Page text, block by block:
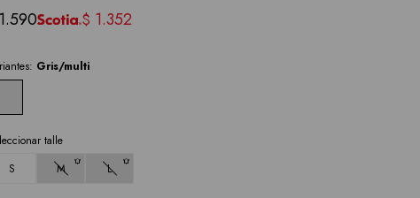
1.590 $ 1.352
Gris/multi
talle
S
M L